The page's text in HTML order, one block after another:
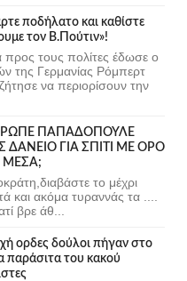
ποδήλατο και καθίστε
τον Β.Πούτιν»!
προς τους πολίτες έδωσε ο
της Γερμανίας Ρόμπερτ
να περιορίσουν την
ΠΑΠΑΔΟΠΟΥΛΕ
ΔΑΝΕΙΟ ΓΙΑ ΣΠΙΤΙ ΜΕ ΟΡΟ
ΜΕΣΑ;
το μέχρι
και ακόμα τυραννάς τα ....
βρε άθ...
ορδες δούλοι πήγαν στο
παράσιτα του κακού